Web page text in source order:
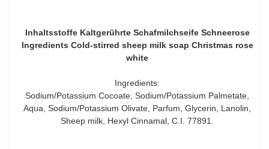
Inhaltsstoffe Kaltgerührte Schafmilchseife Schneerose
Ingredients Cold-stirred sheep milk soap Christmas rose
white
Ingredients:
Sodium/Potassium Cocoate, Sodium/Potassium Palmetate,
Aqua, Sodium/Potassium Olivate, Parfum, Glycerin, Lanolin,
Sheep milk, Hexyl Cinnamal, C.I. 77891.